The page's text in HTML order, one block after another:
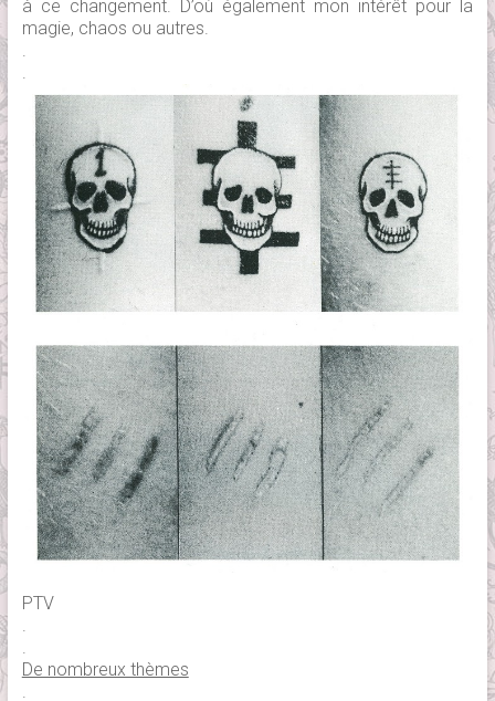
à ce changement. D’où également mon intérêt pour la
magie, chaos ou autres.
.
.
PTV
De nombreux thèmes